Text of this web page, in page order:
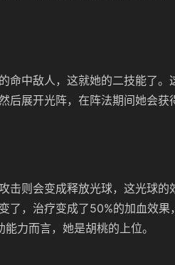
命中敌人，这就她的二技能了。
后展开光阵，在阵法期间她会获
击则会变成释放光球，这光球的
了，治疗变成了50%的加血效果
力而言，她是胡桃的上位。